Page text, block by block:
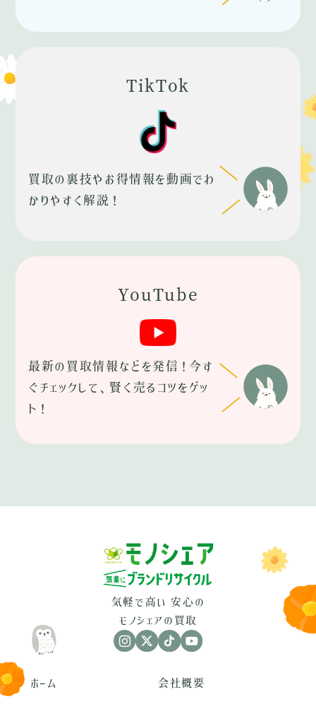
TikTok
買取の裏技やお得情報を動画でわ
かりやすく解説！
YouTube
最新の買取情報などを発信！今す
ぐチェックして、賢く売るコツをゲッ
ト！
気軽で高い 安心の
モノシェアの買取
ホーム 会社概要